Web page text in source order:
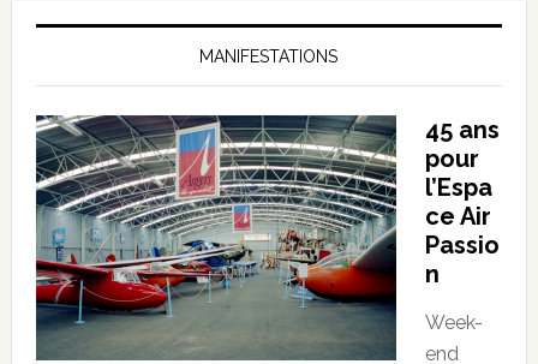
MANIFESTATIONS
45 ans
pour
l’Espa
ce Air
Passio
n
Week-
end